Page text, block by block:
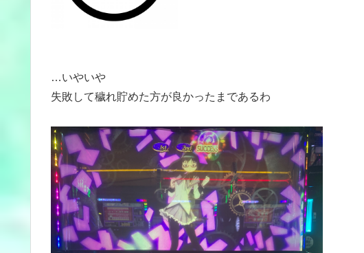
…いやいや
失敗して穢れ貯めた方が良かったまであるわ